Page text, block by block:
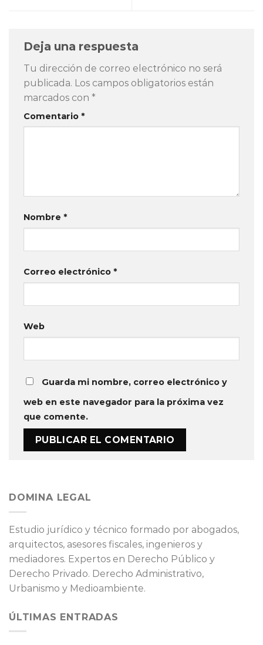
Deja una respuesta
Tu dirección de correo electrónico no será
publicada. Los campos obligatorios están
marcados con *
Comentario *
Nombre *
Correo electrónico *
Web
Guarda mi nombre, correo electrónico y
web en este navegador para la próxima vez
que comente.
DOMINA LEGAL
Estudio jurídico y técnico formado por abogados,
arquitectos, asesores fiscales, ingenieros y
mediadores. Expertos en Derecho Público y
Derecho Privado. Derecho Administrativo,
Urbanismo y Medioambiente.
ÚLTIMAS ENTRADAS